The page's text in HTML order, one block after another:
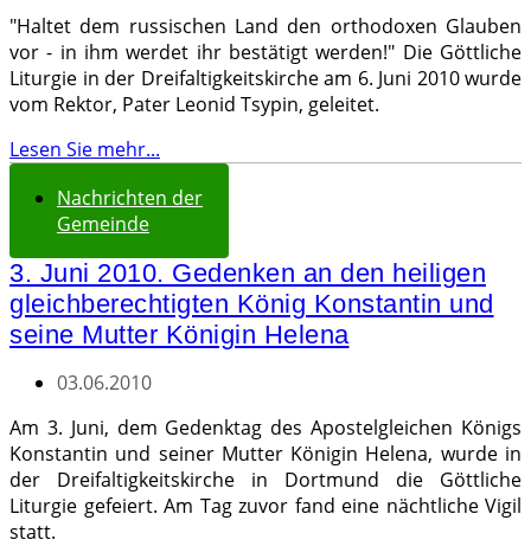
"Haltet dem russischen Land den orthodoxen Glauben
vor - in ihm werdet ihr bestätigt werden!" Die Göttliche
Liturgie in der Dreifaltigkeitskirche am 6. Juni 2010 wurde
vom Rektor, Pater Leonid Tsypin, geleitet.
Lesen Sie mehr...
Nachrichten der
Gemeinde
3. Juni 2010. Gedenken an den heiligen
gleichberechtigten König Konstantin und
seine Mutter Königin Helena
03.06.2010
Am 3. Juni, dem Gedenktag des Apostelgleichen Königs
Konstantin und seiner Mutter Königin Helena, wurde in
der Dreifaltigkeitskirche in Dortmund die Göttliche
Liturgie gefeiert. Am Tag zuvor fand eine nächtliche Vigil
statt.